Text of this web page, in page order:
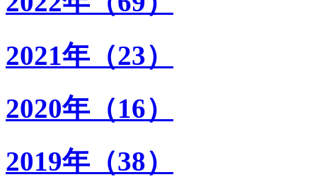
2021年（23）
2020年（16）
2019年（38）